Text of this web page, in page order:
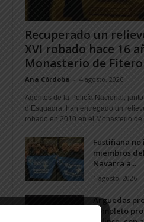
Recuperado un
XVI robado hace 16
Monasterio de Fitero
Ana Córdoba - 4 agosto, 2026
Agentes de la Policía Nacional,
d’Esquadra, han entregado un
robado en 2010 en el Monasterio de
Fustiñana
miembros
Navarra a...
1 agosto, 2026
Arguedas
completo